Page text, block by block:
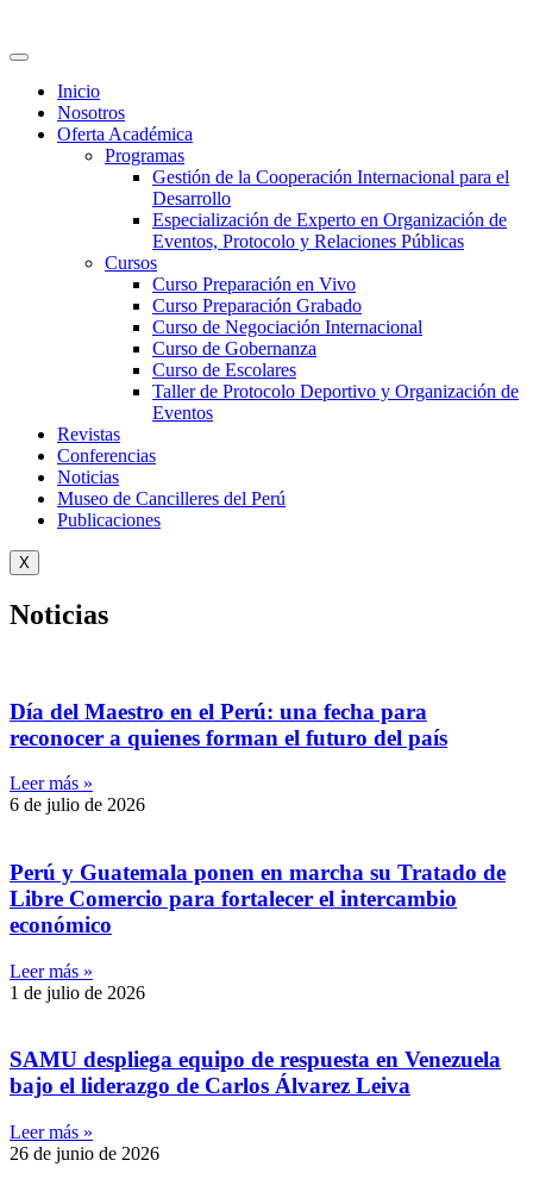
Inicio
Nosotros
Oferta Académica
Programas
Gestión de la Cooperación Internacional para el
Desarrollo
Especialización de Experto en Organización de
Eventos, Protocolo y Relaciones Públicas
Cursos
Curso Preparación en Vivo
Curso Preparación Grabado
Curso de Negociación Internacional
Curso de Gobernanza
Curso de Escolares
Taller de Protocolo Deportivo y Organización de
Eventos
Revistas
Conferencias
Noticias
Museo de Cancilleres del Perú
Publicaciones
X
Noticias
Día del Maestro en el Perú: una fecha para
reconocer a quienes forman el futuro del país
Leer más »
6 de julio de 2026
Perú y Guatemala ponen en marcha su Tratado de
Libre Comercio para fortalecer el intercambio
económico
Leer más »
1 de julio de 2026
SAMU despliega equipo de respuesta en Venezuela
bajo el liderazgo de Carlos Álvarez Leiva
Leer más »
26 de junio de 2026